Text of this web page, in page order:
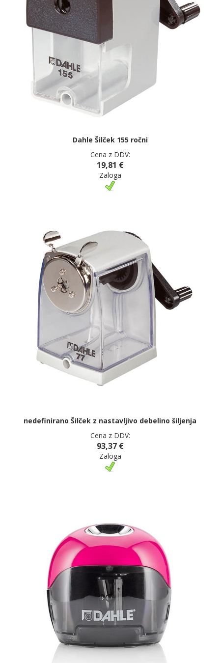
Dahle Šilček 155 ročni
Cena z DDV:
19,81 €
Zaloga
nedefinirano Šilček z nastavljivo debelino šiljenja
Cena z DDV:
93,37 €
Zaloga